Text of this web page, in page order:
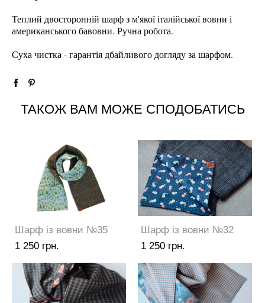
Теплий двосторонній шарф з м'якої італійської вовни і
американського бавовни. Ручна робота.
Суха чистка - гарантія дбайливого догляду за шарфом.
ТАКОЖ ВАМ МОЖЕ СПОДОБАТИСЬ
Шарф із вовни №35
1 250 грн.
Шарф із вовни №32
1 250 грн.